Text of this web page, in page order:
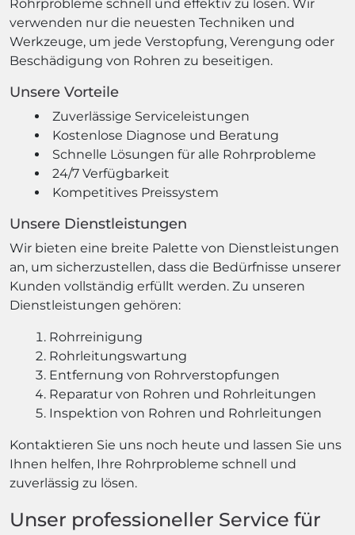
Rohrprobleme schnell und effektiv zu lösen. Wir
verwenden nur die neuesten Techniken und
Werkzeuge, um jede Verstopfung, Verengung oder
Beschädigung von Rohren zu beseitigen.
Unsere Vorteile
Zuverlässige Serviceleistungen
Kostenlose Diagnose und Beratung
Schnelle Lösungen für alle Rohrprobleme
24/7 Verfügbarkeit
Kompetitives Preissystem
Unsere Dienstleistungen
Wir bieten eine breite Palette von Dienstleistungen
an, um sicherzustellen, dass die Bedürfnisse unserer
Kunden vollständig erfüllt werden. Zu unseren
Dienstleistungen gehören:
Rohrreinigung
Rohrleitungswartung
Entfernung von Rohrverstopfungen
Reparatur von Rohren und Rohrleitungen
Inspektion von Rohren und Rohrleitungen
Kontaktieren Sie uns noch heute und lassen Sie uns
Ihnen helfen, Ihre Rohrprobleme schnell und
zuverlässig zu lösen.
Unser professioneller Service für